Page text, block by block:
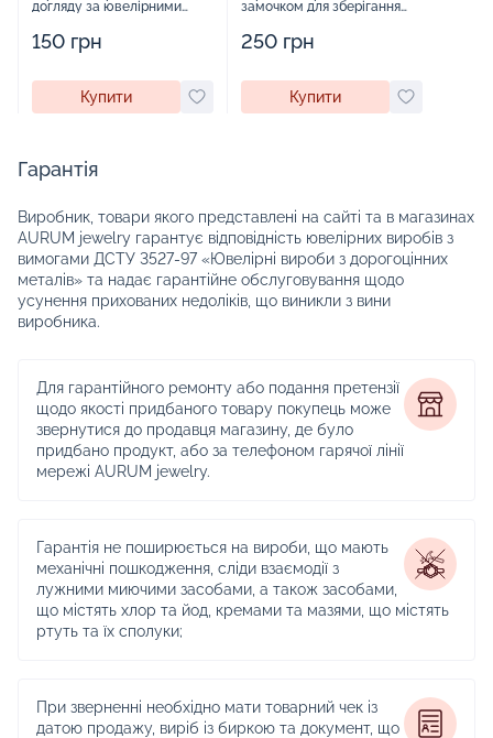
догляду за ювелірними
150 грн
Купити
замочком для зберігання
250 грн
Купити
Гарантія
Виробник, товари якого представлені на сайті та в магазинах
AURUM jewelry гарантує відповідність ювелірних виробів з
вимогами ДСТУ 3527-97 «Ювелірні вироби з дорогоцінних
металів» та надає гарантійне обслуговування щодо
усунення прихованих недоліків, що виникли з вини
виробника.
Для гарантійного ремонту або подання претензії
щодо якості придбаного товару покупець може
звернутися до продавця магазину, де було
придбано продукт, або за телефоном гарячої лінії
мережі AURUM jewelry.
Гарантія не поширюється на вироби, що мають
механічні пошкодження, сліди взаємодії з
лужними миючими засобами, а також засобами,
що містять хлор та йод, кремами та мазями, що містять
ртуть та їх сполуки;
При зверненні необхідно мати товарний чек із
датою продажу, виріб із биркою та документ, що